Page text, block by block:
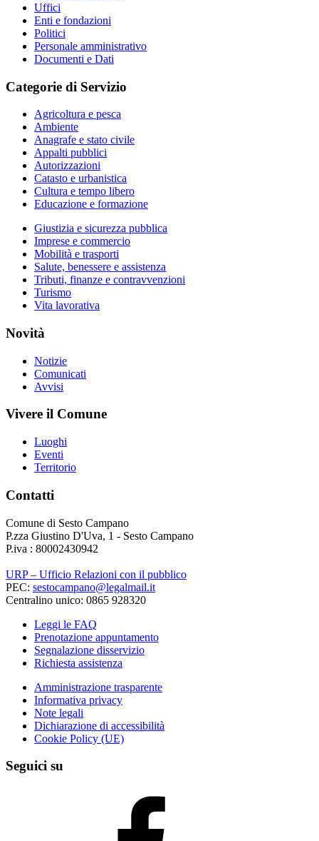
Uffici
Enti e fondazioni
Politici
Personale amministrativo
Documenti e Dati
Categorie di Servizio
Agricoltura e pesca
Ambiente
Anagrafe e stato civile
Appalti pubblici
Autorizzazioni
Catasto e urbanistica
Cultura e tempo libero
Educazione e formazione
Giustizia e sicurezza pubblica
Imprese e commercio
Mobilità e trasporti
Salute, benessere e assistenza
Tributi, finanze e contravvenzioni
Turismo
Vita lavorativa
Novità
Notizie
Comunicati
Avvisi
Vivere il Comune
Luoghi
Eventi
Territorio
Contatti
Comune di Sesto Campano
P.zza Giustino D'Uva, 1 - Sesto Campano
P.iva : 80002430942
URP – Ufficio Relazioni con il pubblico
PEC: sestocampano@legalmail.it
Centralino unico: 0865 928320
Leggi le FAQ
Prenotazione appuntamento
Segnalazione disservizio
Richiesta assistenza
Amministrazione trasparente
Informativa privacy
Note legali
Dichiarazione di accessibilità
Cookie Policy (UE)
Seguici su